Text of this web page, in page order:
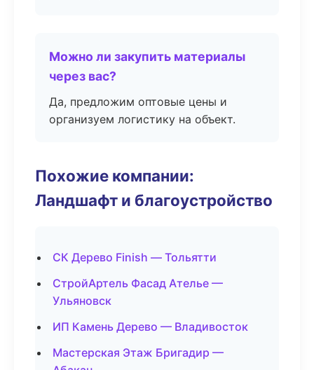
Можно ли закупить материалы
через вас?
Да, предложим оптовые цены и
организуем логистику на объект.
Похожие компании:
Ландшафт и благоустройство
СК Дерево Finish — Тольятти
СтройАртель Фасад Ателье —
Ульяновск
ИП Камень Дерево — Владивосток
Мастерская Этаж Бригадир —